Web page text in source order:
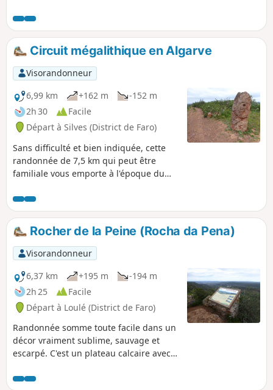
cours d'eau.
Circuit mégalithique en Algarve
Visorandonneur
6,99 km
+162 m
-152 m
2h 30
Facile
Départ à Silves (District de Faro)
Sans difficulté et bien indiquée, cette
randonnée de 7,5 km qui peut être
familiale vous emporte à l'époque du
cistes. À vous de découvrir les
nombreux menhirs et nécropoles qui
jalonnent ce circuit archéologique "Vale
Fuzeiros" comme indiqué sur le
panneau de départ.
Rocher de la Peine (Rocha da Pena)
Visorandonneur
6,37 km
+195 m
-194 m
2h 25
Facile
Départ à Loulé (District de Faro)
Randonnée somme toute facile dans un
décor vraiment sublime, sauvage et
escarpé. C'est un plateau calcaire avec
vues grandioses depuis la crête.